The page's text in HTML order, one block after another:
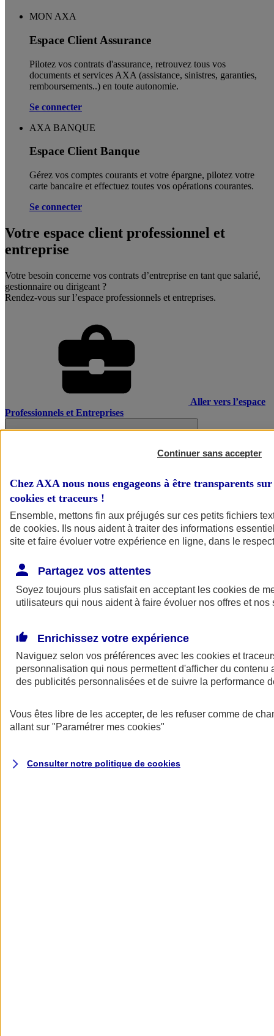
MON AXA
Espace Client Assurance
Pilotez vos contrats d'assurance, retrouvez tous vos
documents et services AXA (assistance, sinistres, garanties,
remboursements..) en toute autonomie. ​
Se connecter
AXA BANQUE
Espace Client Banque
Gérez vos comptes courants et votre épargne, pilotez votre
carte bancaire et effectuez toutes vos opérations courantes.
Se connecter
Votre espace client professionnel et
entreprise
Votre besoin concerne vos contrats d’entreprise en tant que salarié,
gestionnaire ou dirigeant ?
Rendez-vous sur l’espace professionnels et entreprises.
Aller vers l’espace
Professionnels et Entreprises
AXA Assurance
Continuer sans accepter
Chez AXA nous nous engageons à être transparents
cookies et traceurs !
Ensemble, mettons fin aux préjugés sur ces petits fichiers
de cookies. Ils nous aident à traiter des informations
site et faire évoluer votre expérience en ligne, dans le
Partagez vos attentes
Soyez toujours plus satisfait en acceptant les cookies de
utilisateurs qui nous aident à faire évoluer nos offres et nos
Enrichissez votre expérience
Naviguez selon vos préférences avec les cookies et
personnalisation qui nous permettent d'afficher du contenu
des publicités personnalisées et de suivre la performance
Vous êtes libre de les accepter, de les refuser comme de
allant sur "Paramétrer mes cookies"
Consulter notre politique de cookies